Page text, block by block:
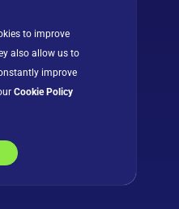
to improve
also allow us to
improve
Cookie Policy